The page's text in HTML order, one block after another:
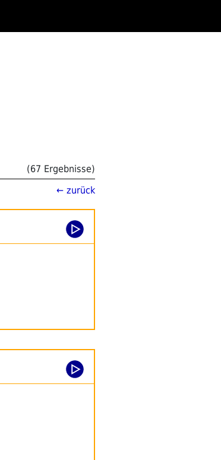
(67 Ergebnisse)
← zurück